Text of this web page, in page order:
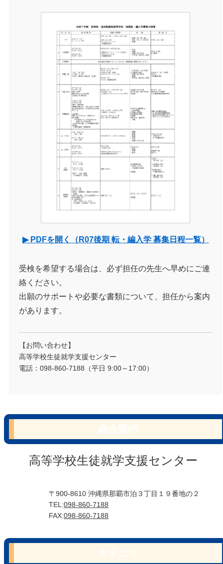
▶ PDFを開く（R07後期 転・編入学 募集日程一覧）
受検を希望する場合は、必ず担任の先生へ早めにご連
絡ください。
出願のサポートや必要な書類について、担任から案内
があります。
【お問い合わせ】
高等学校生徒就学支援センター
電話：098-860-7188（平日 9:00～17:00）
高等学校生徒就学支援センター
〒900-8610 沖縄県那覇市泊３丁目１９番地の２
TEL:098-860-7188
FAX:098-860-7188